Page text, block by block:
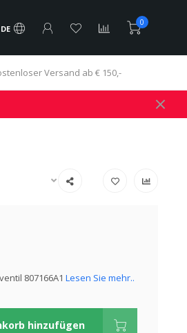
DE
0
Versand ab € 150,-
807166A1 Lesen Sie mehr..
hinzufügen